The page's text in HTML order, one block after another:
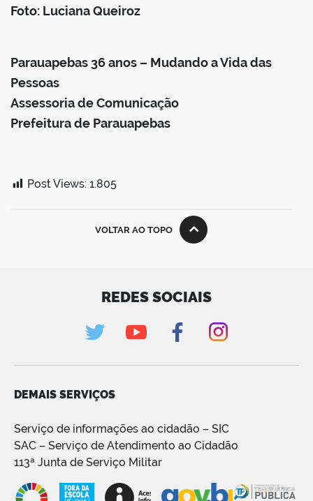
Foto: Luciana Queiroz
Parauapebas 36 anos – Mudando a Vida das
Pessoas
Assessoria de Comunicação
Prefeitura de Parauapebas
Post Views: 1.805
VOLTAR AO TOPO
REDES SOCIAIS
DEMAIS SERVIÇOS
Serviço de informações ao cidadão – SIC
SAC – Serviço de Atendimento ao Cidadão
113ª Junta de Serviço Militar